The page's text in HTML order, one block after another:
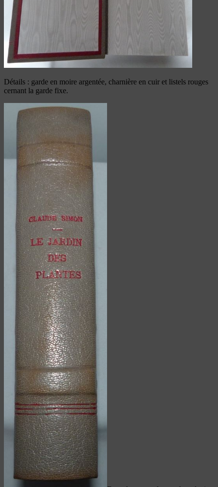
Détails : garde en moire argentée, charnière en cuir et listels rouges
cernant la garde fixe.